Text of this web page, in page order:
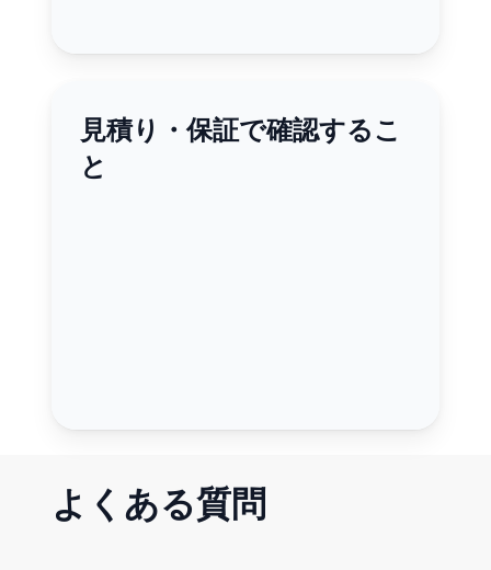
見積り・保証で確認するこ
と
よくある質問